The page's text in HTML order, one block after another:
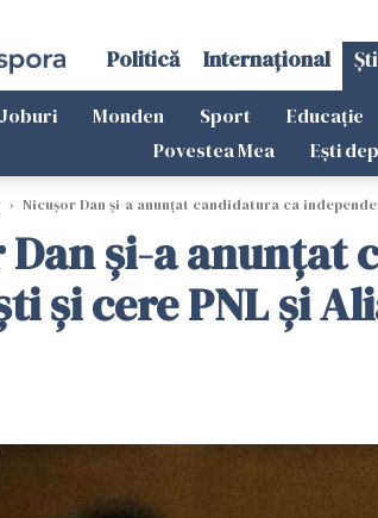
Politică Internațional
Joburi Monden Sport Educație
Povestea Mea
Ești
› Nicușor Dan și-a anunțat candidatura ca
Dan și-a
și cere PNL și